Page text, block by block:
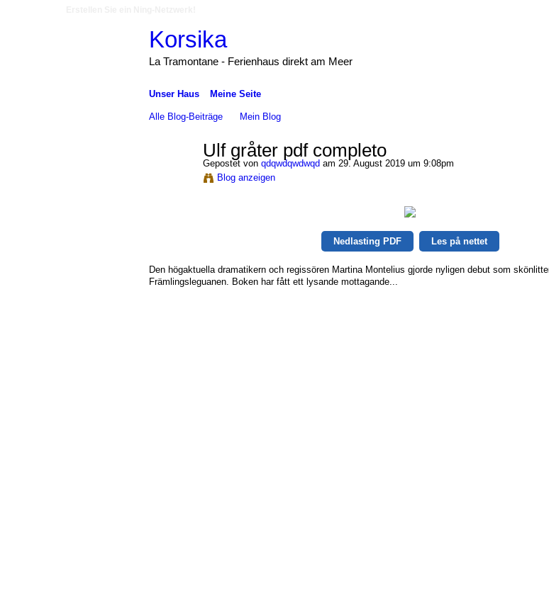
Korsika
La Tramontane - Ferienhaus direkt am Meer
Unser Haus Meine Seite
Alle Blog-Beiträge Mein Blog
Ulf gråter pdf completo
Gepostet von qdqwdqwdwqdam 29. August 2019 um 9:08pm
Blog anzeigen
Nedlasting PDF Les på nettet
Den högaktuella dramatikern och regissören Martina Montelius gjorde nyligen debut som
Främlingsleguanen. Boken har fått ett lysande mottagande...